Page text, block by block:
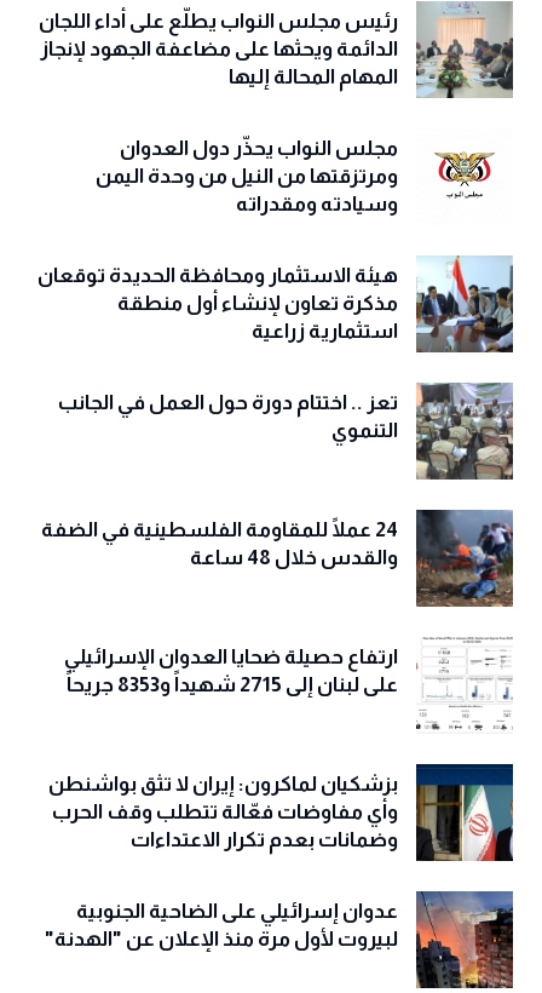
رئيس مجلس النواب يطلّع على أداء اللجان
الدائمة ويحثها على مضاعفة الجهود لإنجاز
المهام المحالة إليها
مجلس النواب يحذّّر دول العدوان
ومرتزقتها من النيل من وحدة اليمن
وسيادته ومقدراته
هيئة الاستثمار ومحافظة الحديدة توقعان
مذكرة تعاون لإنشاء أول منطقة
استثمارية زراعية
تعز .. اختتام دورة حول العمل في الجانب
التنموي
24 عملًا للمقاومة الفلسطينية في الضفة
والقدس خلال 48 ساعة
ارتفاع حصيلة ضحايا العدوان الإسرائيلي
على لبنان إلى 2715 شهيداً و8353 جريحاً
بزشكيان لماكرون: إيران لا تثق بواشنطن
وأي مفاوضات فعّالة تتطلب وقف الحرب
وضمانات بعدم تكرار الاعتداءات
عدوان إسرائيلي على الضاحية الجنوبية
لبيروت لأول مرة منذ الإعلان عن "الهدنة"